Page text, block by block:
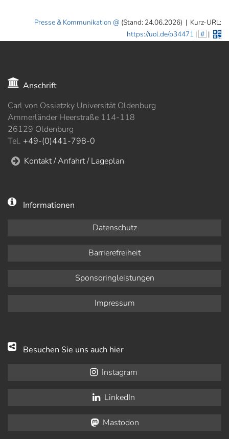
Presse & Kommunikation (Stand: 24.06.2026) | Kurz-URL:
https://uol.de/p34471 | # |
Anschrift
Carl von Ossietzky Universität Oldenburg
Ammerländer Heerstraße 114-118
26129 Oldenburg
Tel. +49-(0)441-798-0
Kontakt / Anfahrt / Lageplan
Informationen
Datenschutz
Barrierefreiheit
Sponsoringleistungen
Impressum
Besuchen Sie uns auch hier
Instagram
LinkedIn
Mastodon